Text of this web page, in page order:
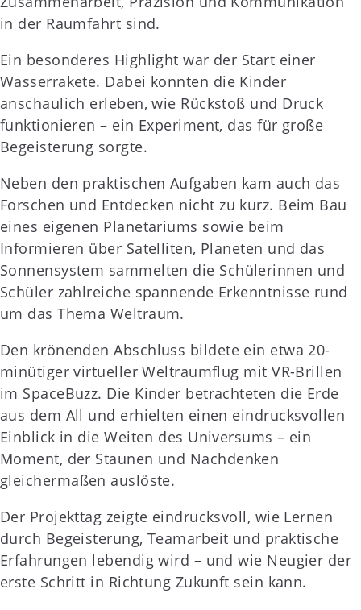
in der Raumfahrt sind.
Ein besonderes Highlight war der Start einer
Wasserrakete. Dabei konnten die Kinder
anschaulich erleben, wie Rückstoß und Druck
funktionieren – ein Experiment, das für große
Begeisterung sorgte.
Neben den praktischen Aufgaben kam auch das
Forschen und Entdecken nicht zu kurz. Beim Bau
eines eigenen Planetariums sowie beim
Informieren über Satelliten, Planeten und das
Sonnensystem sammelten die Schülerinnen und
Schüler zahlreiche spannende Erkenntnisse rund
um das Thema Weltraum.
Den krönenden Abschluss bildete ein etwa 20-
minütiger virtueller Weltraumflug mit VR-Brillen
im SpaceBuzz. Die Kinder betrachteten die Erde
aus dem All und erhielten einen eindrucksvollen
Einblick in die Weiten des Universums – ein
Moment, der Staunen und Nachdenken
gleichermaßen auslöste.
Der Projekttag zeigte eindrucksvoll, wie Lernen
durch Begeisterung, Teamarbeit und praktische
Erfahrungen lebendig wird – und wie Neugier der
erste Schritt in Richtung Zukunft sein kann.